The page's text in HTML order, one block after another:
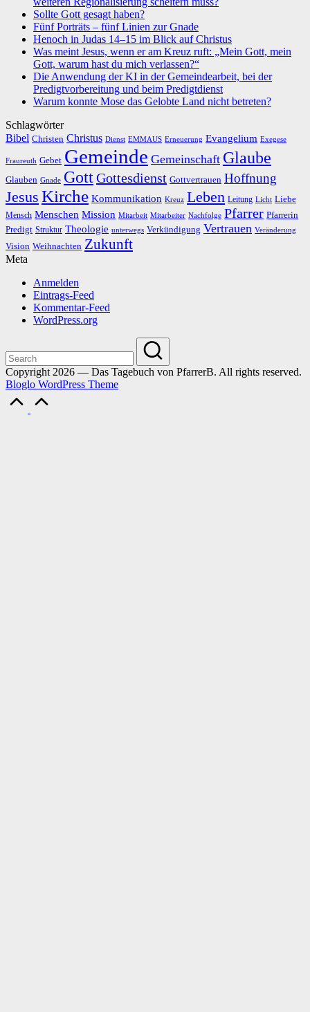
Sollte Gott gesagt haben?
Fünf Porträts – fünf Linien zur Gnade
Henoch in Judas 14–15 im Blick auf Christus
Was meint Jesus, wenn er am Kreuz ruft: „Mein Gott, mein
Gott, warum hast du mich verlassen?“
Die Anwendung der KI in der Gemeindearbeit, bei der
Predigtvorbereitung und beim Predigtdienst
Warum konnte Mose das Gelobte Land nicht betreten?
Schlagwörter
Bibel Christen Christus Dienst EMMAUS Erneuerung Evangelium Exegese
Fraureuth Gebet Gemeinde Gemeinschaft Glaube
Glauben Gnade GottGottesdienst Gottvertrauen Hoffnung
Jesus Kirche Kommunikation Kreuz Leben Leitung Licht Liebe
Mensch Menschen Mission Mitarbeit Mitarbeiter Nachfolge Pfarrer Pfarrerin
Predigt Struktur Theologie unterwegs Verkündigung Vertrauen Veränderung
Vision Weihnachten Zukunft
Meta
Anmelden
Eintrags-Feed
Kommentar-Feed
WordPress.org
Copyright 2026 — Das Tagebuch von PfarrerB. All rights reserved.
Bloglo WordPress Theme